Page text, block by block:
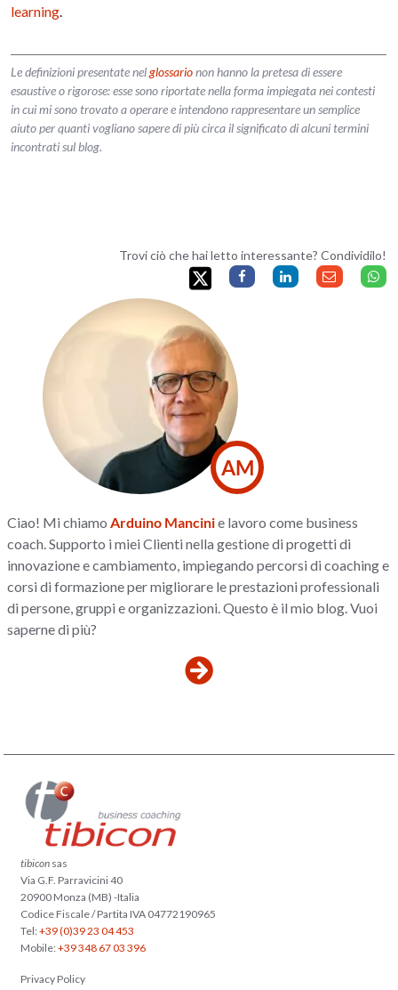
learning.
Le definizioni presentate nelglossarionon hanno la pretesa di essere
esaustive o rigorose: esse sono riportate nella forma impiegata nei contesti
in cui mi sono trovato a operare e intendono rappresentare un semplice
aiuto per quanti vogliano sapere di più circa il significato di alcuni termini
incontrati sul blog.
Trovi ciò che hai letto interessante? Condividilo!
AM
Ciao! Mi chiamo Arduino Mancinie lavoro come business
coach. Supporto i miei Clienti nella gestione di progetti di
innovazione e cambiamento, impiegando percorsi di coaching e
corsi di formazione per migliorare le prestazioni professionali
di persone, gruppi e organizzazioni. Questo è il mio blog. Vuoi
saperne di più?
tibicon sas
Via G.F. Parravicini 40
20900 Monza (MB) -Italia
Codice Fiscale / Partita IVA 04772190965
Tel:+39 (0)39 23 04 453
Mobile:+39 348 67 03 396
Privacy Policy